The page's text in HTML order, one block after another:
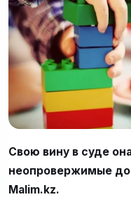
Свою вину в суде
неопровержимые
Malim.kz.